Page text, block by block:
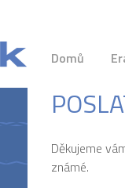
Domů
Děkujeme
známé.